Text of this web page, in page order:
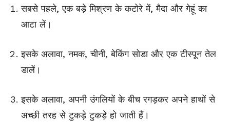
सबसे पहले, एक बड़े मिश्रण के कटोरे में, मैदा और गेहूं का
आटा लें।
इसके अलावा, नमक, चीनी, बेकिंग सोडा और एक टीस्पून तेल
डालें।
इसके अलावा, अपनी उंगलियों के बीच रगड़कर अपने हाथों से
अच्छी तरह से टुकड़े टुकड़े हो जाती हैं।